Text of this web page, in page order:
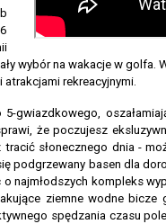
wybór na wakacje w
rekreacyjnymi.
5-gwiazdkowego,
że poczujesz
słonecznego dnia -
podgrzewany basen dla
najmłodszych kompleks
ziemne wodne
spędzania czasu